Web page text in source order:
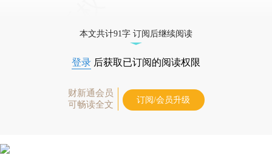
本文共计91字 订阅后继续阅读
登录 后获取已订阅的阅读权限
财新通会员
可畅读全文
订阅/会员升级